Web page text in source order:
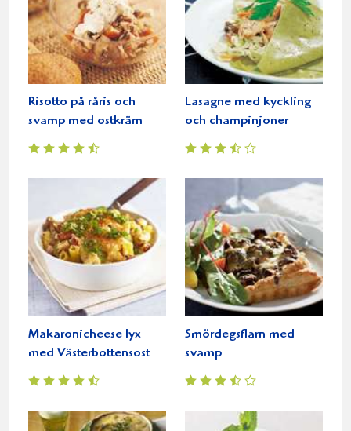
Risotto på råris och
svamp med ostkräm
Lasagne med kyckling
och champinjoner
Makaronicheese lyx
med Västerbottensost
Smördegsflarn med
svamp